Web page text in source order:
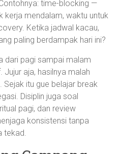
time-blocking —
kerja mendalam, waktu untuk
Ketika jadwal kacau,
paling berdampak hari ini?
dari pagi sampai malam
aja, hasilnya malah
Sejak itu gue belajar break
Disiplin juga soal
pagi, dan review
konsistensi tanpa
tekad.